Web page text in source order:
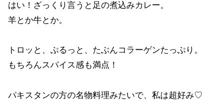
はい！ざっくり言うと足の煮込みカレー。
羊とか牛とか。
トロッと、ぷるっと、たぶんコラーゲンたっぷり。
もちろんスパイス感も満点！
パキスタンの方の名物料理みたいで、私は超好み♡